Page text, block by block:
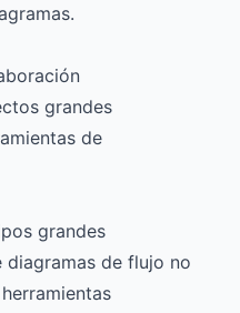
grandes
de
grandes
diagramas de flujo no